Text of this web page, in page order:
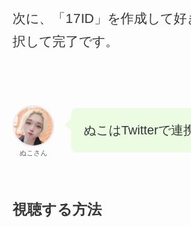
次に、「17ID」を作成して好
択して完了です。
ぬこさん
ぬこはTwitterで連
視聴する方法